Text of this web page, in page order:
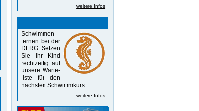
weitere Infos
Schwimmen
lernen bei der
DLRG. Setzen
Sie Ihr Kind
recht­zeitig auf
unsere Warte­
liste für den
nächsten Schwimm­kurs.
weitere Infos